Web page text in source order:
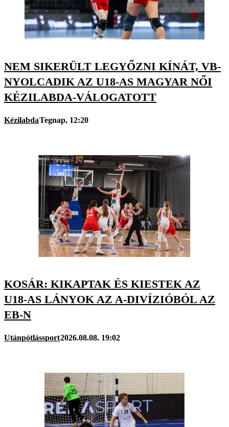
NEM SIKERÜLT LEGYŐZNI KÍNÁT, VB-
NYOLCADIK AZ U18-AS MAGYAR NŐI
KÉZILABDA-VÁLOGATOTT
KézilabdaTegnap, 12:20
KOSÁR: KIKAPTAK ÉS KIESTEK AZ
U18-AS LÁNYOK AZ A-DIVÍZIÓBÓL AZ
EB-N
Utánpótlássport2026.08.08. 19:02